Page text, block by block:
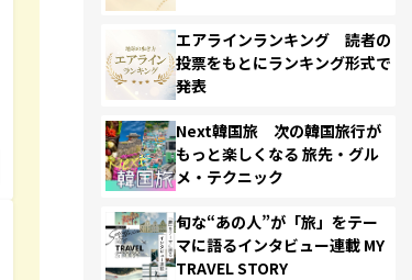
エアラインランキング 読者の
投票をもとにランキング形式で
発表
Next韓国旅 次の韓国旅行が
もっと楽しくなる 旅先・グル
メ・テクニック
旬な“あの人”が「旅」をテー
マに語るインタビュー連載 MY
TRAVEL STORY